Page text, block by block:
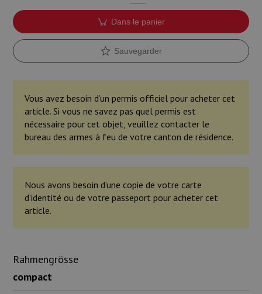
Dans le panier
Sauvegarder
Vous avez besoin d’un permis officiel pour acheter cet
article. Si vous ne savez pas quel permis est
nécessaire pour cet objet, veuillez contacter le
bureau des armes à feu de votre canton de résidence.
Nous avons besoin d’une copie de votre carte
d’identité ou de votre passeport pour acheter cet
article.
Rahmengrösse
compact